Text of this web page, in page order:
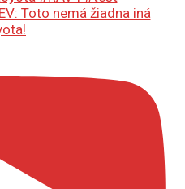
Toto nemá žiadna iná